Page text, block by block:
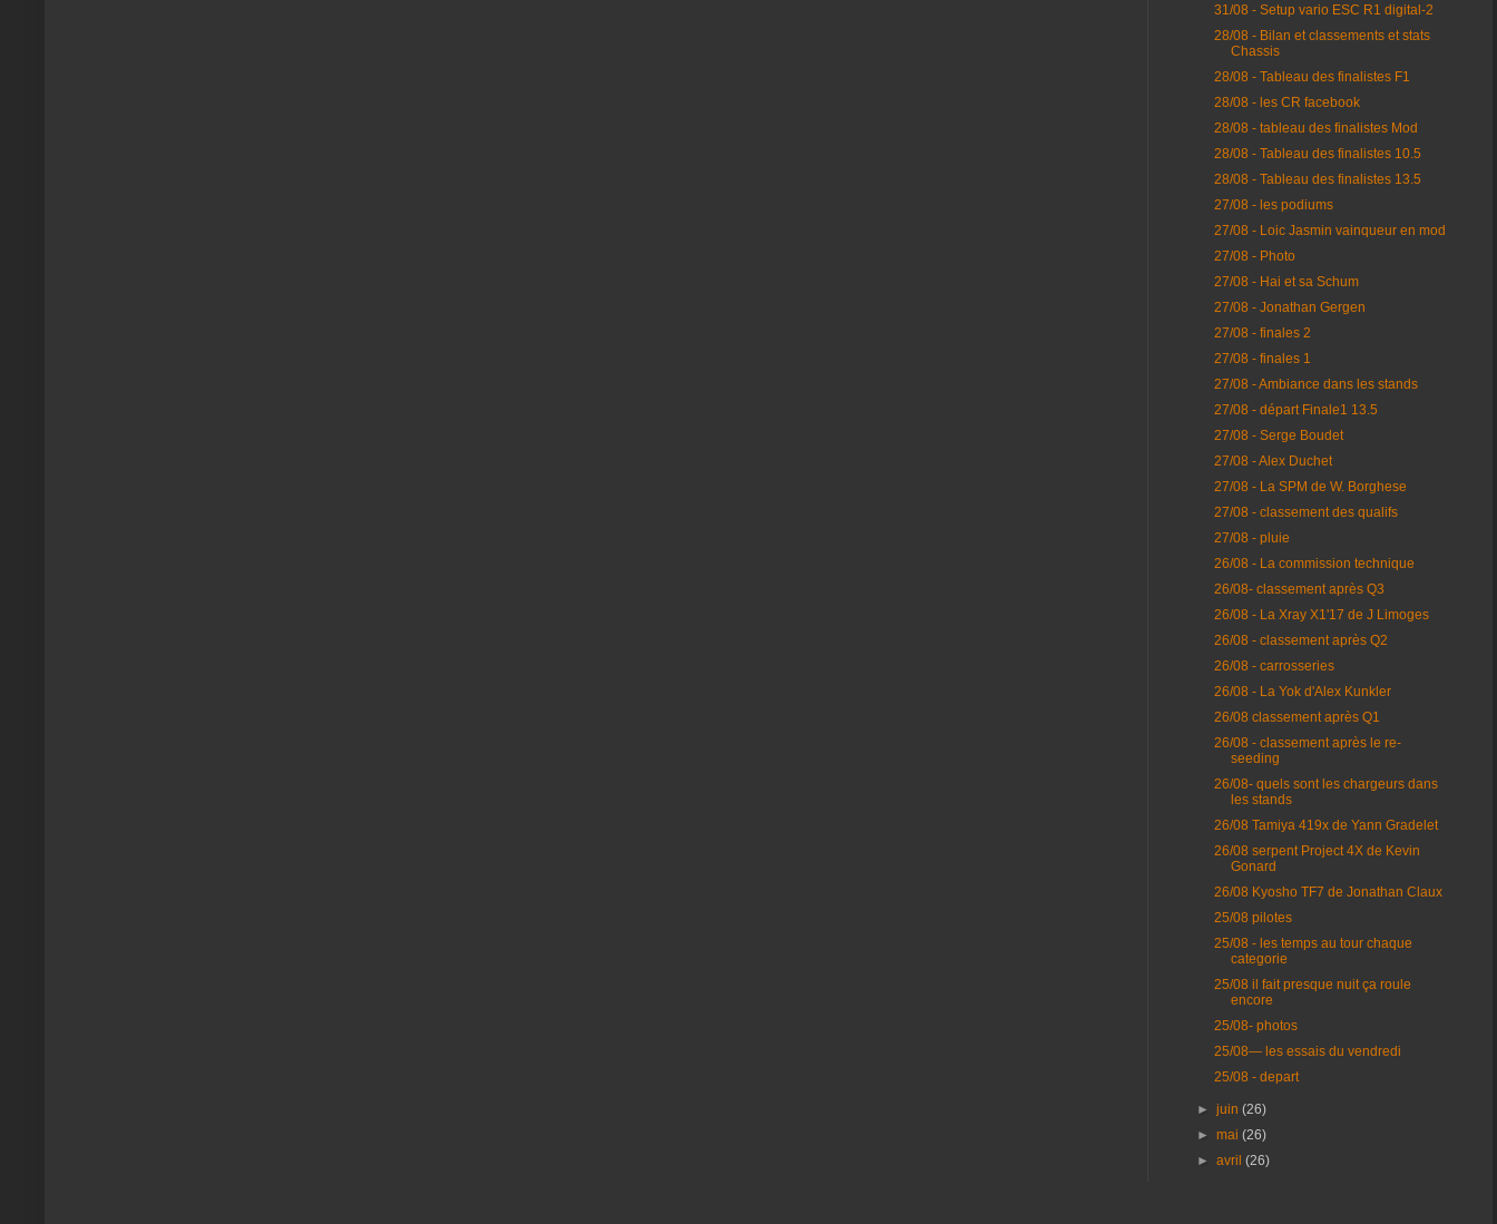
31/08 - Setup vario ESC R1 digital-2
28/08 - Bilan et classements et stats
Chassis
28/08 - Tableau des finalistes F1
28/08 - les CR facebook
28/08 - tableau des finalistes Mod
28/08 - Tableau des finalistes 10.5
28/08 - Tableau des finalistes 13.5
27/08 - les podiums
27/08 - Loic Jasmin vainqueur en mod
27/08 - Photo
27/08 - Hai et sa Schum
27/08 - Jonathan Gergen
27/08 - finales 2
27/08 - finales 1
27/08 - Ambiance dans les stands
27/08 - départ Finale1 13.5
27/08 - Serge Boudet
27/08 - Alex Duchet
27/08 - La SPM de W. Borghese
27/08 - classement des qualifs
27/08 - pluie
26/08 - La commission technique
26/08- classement après Q3
26/08 - La Xray X1'17 de J Limoges
26/08 - classement après Q2
26/08 - carrosseries
26/08 - La Yok d'Alex Kunkler
26/08 classement après Q1
26/08 - classement après le re-
seeding
26/08- quels sont les chargeurs dans
les stands
26/08 Tamiya 419x de Yann Gradelet
26/08 serpent Project 4X de Kevin
Gonard
26/08 Kyosho TF7 de Jonathan Claux
25/08 pilotes
25/08 - les temps au tour chaque
categorie
25/08 il fait presque nuit ça roule
encore
25/08- photos
25/08— les essais du vendredi
25/08 - depart
►juin(26)
►mai(26)
►avril(26)